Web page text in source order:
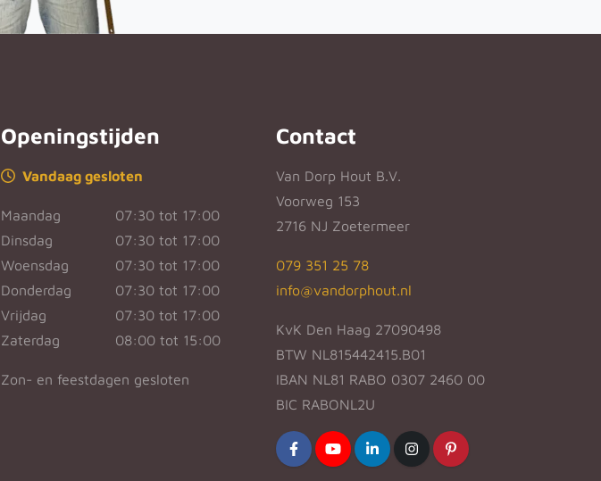
Openingstijden
Vandaag gesloten
Maandag
07:30 tot 17:00
Dinsdag
07:30 tot 17:00
Woensdag
07:30 tot 17:00
Donderdag
07:30 tot 17:00
Vrijdag
07:30 tot 17:00
Zaterdag
08:00 tot 15:00
Zon- en feestdagen gesloten
Contact
Van Dorp Hout B.V.
Voorweg 153
2716 NJ Zoetermeer
079 351 25 78
info@vandorphout.nl
KvK Den Haag 27090498
BTW NL815442415.B01
IBAN NL81 RABO 0307 2460 00
BIC RABONL2U